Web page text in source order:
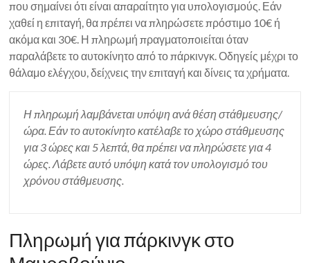
που σημαίνει ότι είναι απαραίτητο για υπολογισμούς. Εάν
χαθεί η επιταγή, θα πρέπει να πληρώσετε πρόστιμο 10€ ή
ακόμα και 30€. Η πληρωμή πραγματοποιείται όταν
παραλάβετε το αυτοκίνητο από το πάρκινγκ. Οδηγείς μέχρι το
θάλαμο ελέγχου, δείχνεις την επιταγή και δίνεις τα χρήματα.
Η πληρωμή λαμβάνεται υπόψη ανά θέση στάθμευσης/
ώρα. Εάν το αυτοκίνητο κατέλαβε το χώρο στάθμευσης
για 3 ώρες και 5 λεπτά, θα πρέπει να πληρώσετε για 4
ώρες. Λάβετε αυτό υπόψη κατά τον υπολογισμό του
χρόνου στάθμευσης.
Πληρωμή για πάρκινγκ στο